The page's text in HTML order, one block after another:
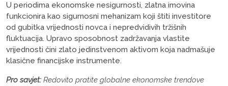
U periodima ekonomske nesigurnosti, zlatna imovina
funkcionira kao sigurnosni mehanizam koji štiti investitore
od gubitka vrijednosti novca i nepredvidivih tržišnih
fluktuacija. Upravo sposobnost zadržavanja vlastite
vrijednosti čini zlato jedinstvenom aktivom koja nadmašuje
klasične financijske instrumente.
Pro savjet: Redovito pratite globalne ekonomske trendove